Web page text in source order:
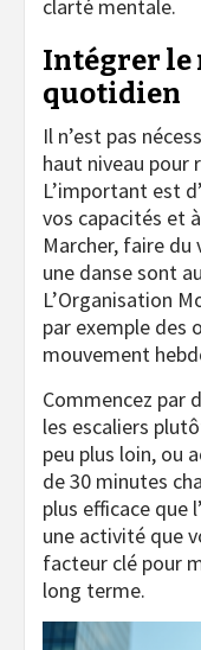
clarté mentale.
Intégrer le
quotidien
Il n’est pas
haut niveau pour
L’important est
vos capacités et
Marcher, faire
une danse sont
L’Organisation
par exemple des
mouvement
Commencez par
les escaliers
peu plus loin, ou
de 30 minutes
plus efficace que
une activité que
facteur clé pour
long terme.